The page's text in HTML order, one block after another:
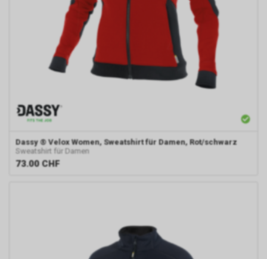
Dassy ® Velox Women, Sweatshirt für Damen, Rot/schwarz
Sweatshirt für Damen
73.00 CHF